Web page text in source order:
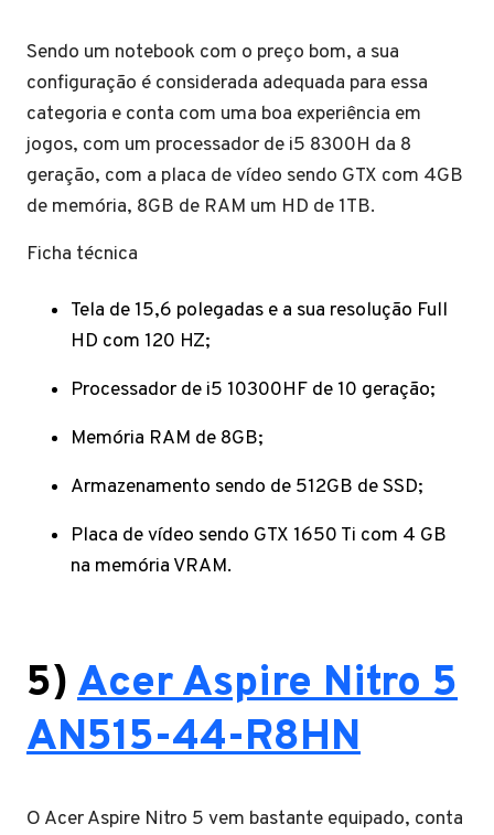
Sendo um notebook com o preço bom, a sua
configuração é considerada adequada para essa
categoria e conta com uma boa experiência em
jogos, com um processador de i5 8300H da 8
geração, com a placa de vídeo sendo GTX com 4GB
de memória, 8GB de RAM um HD de 1TB.
Ficha técnica
Tela de 15,6 polegadas e a sua resolução Full
HD com 120 HZ;
Processador de i5 10300HF de 10 geração;
Memória RAM de 8GB;
Armazenamento sendo de 512GB de SSD;
Placa de vídeo sendo GTX 1650 Ti com 4 GB
na memória VRAM.
5) Acer Aspire Nitro 5
AN515-44-R8HN
O Acer Aspire Nitro 5 vem bastante equipado, conta